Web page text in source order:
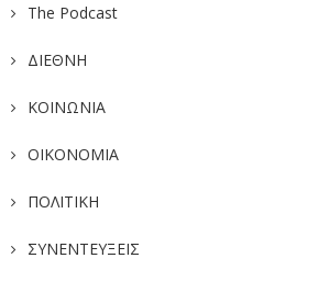
The Podcast
ΔΙΕΘΝΗ
ΚΟΙΝΩΝΙΑ
ΟΙΚΟΝΟΜΙΑ
ΠΟΛΙΤΙΚΗ
ΣΥΝΕΝΤΕΥΞΕΙΣ